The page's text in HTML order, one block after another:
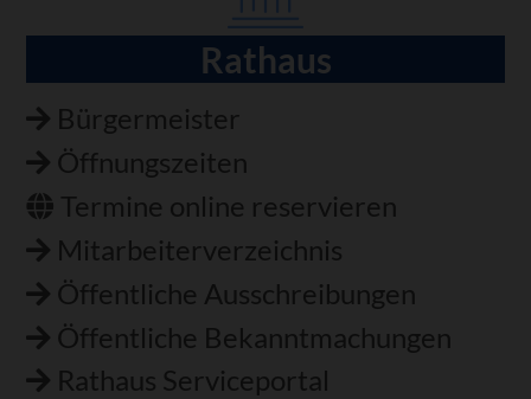
Rathaus
Bürgermeister
Öffnungszeiten
Termine online reservieren
Mitarbeiterverzeichnis
Öffentliche Ausschreibungen
Öffentliche Bekanntmachungen
Rathaus Serviceportal